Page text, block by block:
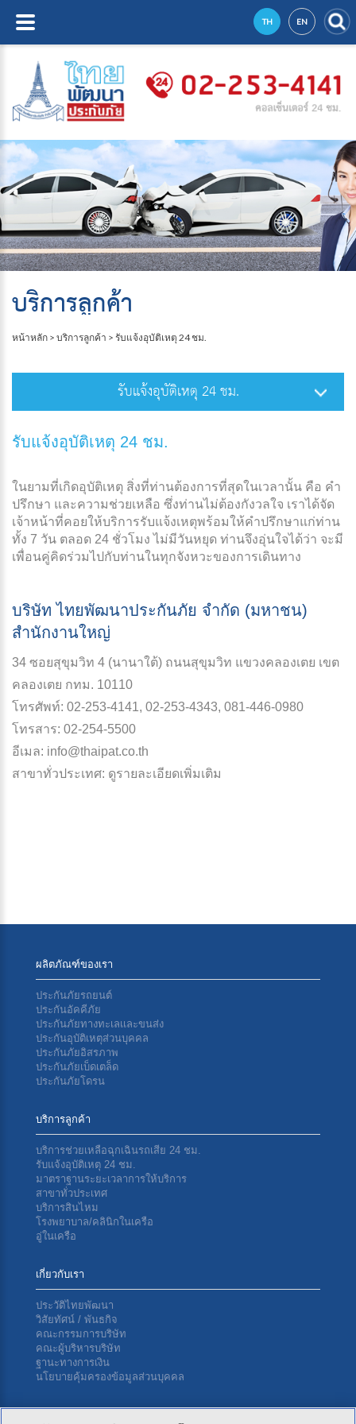
TH EN
บริการลูกค้า
หน้าหลัก > บริการลูกค้า > รับแจ้งอุบัติเหตุ 24 ชม.
รับแจ้งอุบัติเหตุ 24 ชม.
รับแจ้งอุบัติเหตุ 24 ชม.
ในยามที่เกิดอุบัติเหตุ สิ่งที่ท่านต้องการที่สุดในเวลานั้น คือ คำ
ปรึกษา และความช่วยเหลือ ซึ่งท่านไม่ต้องกังวลใจ เราได้จัด
เจ้าหน้าที่คอยให้บริการรับแจ้งเหตุพร้อมให้คำปรึกษาแก่ท่าน
ทั้ง 7 วัน ตลอด 24 ชั่วโมง ไม่มีวันหยุด ท่านจึงอุ่นใจได้ว่า จะมี
เพื่อนคู่คิดร่วมไปกับท่านในทุกจังหวะของการเดินทาง
บริษัท ไทยพัฒนาประกันภัย จำกัด (มหาชน)
สำนักงานใหญ่
34 ซอยสุขุมวิท 4 (นานาใต้) ถนนสุขุมวิท แขวงคลองเตย เขต
คลองเตย กทม. 10110
โทรศัพท์: 02-253-4141, 02-253-4343, 081-446-0980
โทรสาร: 02-254-5500
อีเมล: info@thaipat.co.th
สาขาทั่วประเทศ: ดูรายละเอียดเพิ่มเติม
ผลิตภัณฑ์ของเรา
ประกันภัยรถยนต์
ประกันอัคคีภัย
ประกันภัยทางทะเลเเละขนส่ง
ประกันอุบัติเหตุส่วนบุคคล
ประกันภัยอิสรภาพ
ประกันภัยเบ็ดเตล็ด
ประกันภัยโดรน
บริการลูกค้า
บริการช่วยเหลือฉุกเฉินรถเสีย 24 ชม.
รับแจ้งอุบัติเหตุ 24 ชม.
มาตราฐานระยะเวลาการให้บริการ
สาขาทั่วประเทศ
บริการสินไหม
โรงพยาบาล/คลินิกในเครือ
อู่ในเครือ
เกี่ยวกับเรา
ประวัติไทยพัฒนา
วิสัยทัศน์ / พันธกิจ
คณะกรรมการบริษัท
คณะผู้บริหารบริษัท
ฐานะทางการเงิน
นโยบายคุ้มครองข้อมูลส่วนบุคคล